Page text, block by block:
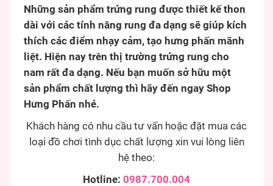
Những sản phẩm trứng rung được thiết kế thon
dài với các tính năng rung đa dạng sẽ giúp kích
thích các điểm nhạy cảm, tạo hưng phấn mãnh
liệt. Hiện nay trên thị trường trứng rung cho
nam rất đa dạng. Nếu bạn muốn sở hữu một
sản phẩm chất lượng thì hãy đến ngay Shop
Hưng Phấn nhé.
Khách hàng có nhu cầu tư vấn hoặc đặt mua các
loại đồ chơi tình dục chất lượng xin vui lòng liên
hệ theo:
Hotline: 0987.700.004